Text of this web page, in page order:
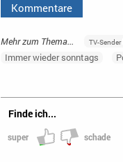
Kommentare
Mehr zum Thema... TV-Sender
Immer wieder sonntags
Finde ich...
super schade